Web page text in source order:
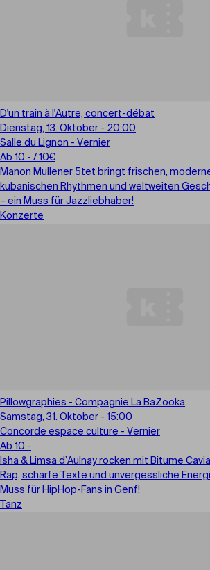
D'un train à l'Autre, concert-débat
Dienstag, 13. Oktober - 20:00
Salle du Lignon - Vernier
Ab 10.- / 10€
Manon Mullener 5tet bringt frischen,
kubanischen Rhythmen und weltweiten
– ein Muss für Jazzliebhaber!
Konzerte
Pillowgraphies - Compagnie La BaZooka
Samstag, 31. Oktober - 15:00
Concorde espace culture - Vernier
Ab 10.-
Isha & Limsa d’Aulnay rocken mit Bitume
Rap, scharfe Texte und unvergessliche
Muss für HipHop-Fans in Genf!
Tanz